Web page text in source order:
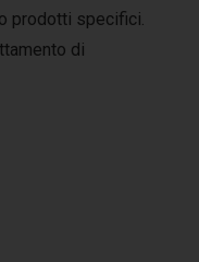
prodotti specifici.
di